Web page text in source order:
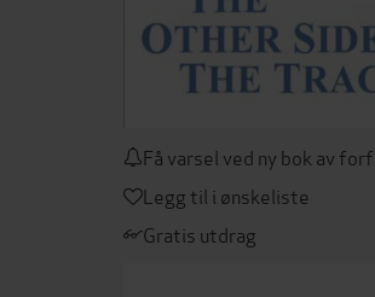
Få varsel ved ny bok av
Legg til i ønskeliste
Gratis utdrag